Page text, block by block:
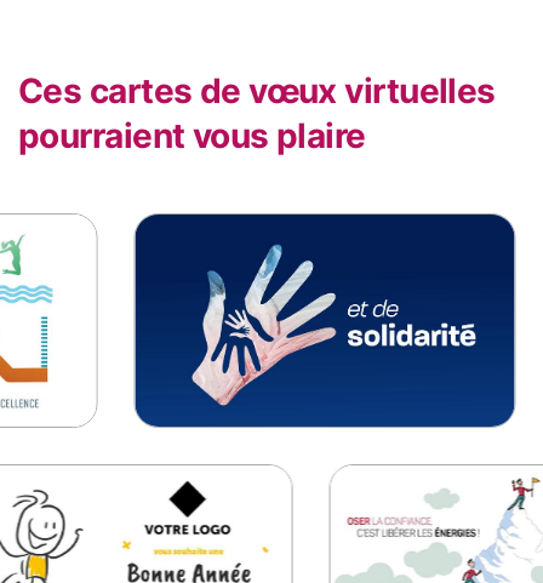
Ces cartes de vœux virtuelles
pourraient vous plaire